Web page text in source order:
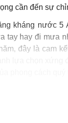
cần đến sự
kháng nước 5
tay hay đi mưa
đây là cam